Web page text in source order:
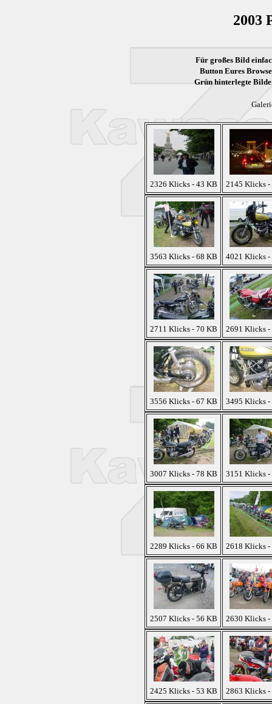
2003
Für großes Bild
Button Eures
Grünhinterlegte
2326 Klicks - 43 KB 2145 Klicks -
3563 Klicks - 68 KB 4021 Klicks -
2711 Klicks - 70 KB 2691 Klicks -
3556 Klicks - 67 KB 3495 Klicks -
3007 Klicks - 78 KB 3151 Klicks -
2289 Klicks - 66 KB 2618 Klicks -
2507 Klicks - 56 KB 2630 Klicks -
2425 Klicks - 53 KB 2863 Klicks -